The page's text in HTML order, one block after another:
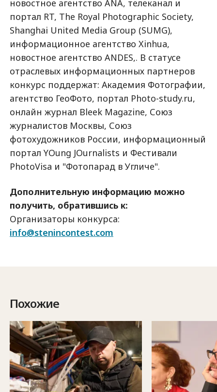
новостное агентство ANA, телеканал и
портал RT, The Royal Photographic Society,
Shanghai United Media Group (SUMG),
информационное агентство Xinhua,
новостное агентство ANDES,. В статусе
отраслевых информационных партнеров
конкурс поддержат: Академия Фотографии,
агентство ГеоФото, портал Photo-study.ru,
онлайн журнал Bleek Magazine, Союз
журналистов Москвы, Союз
фотохудожников России, информационный
портал YOung JOurnalists и Фестивали
PhotoVisa и "Фотопарад в Угличе".
Дополнительную информацию можно
получить, обратившись к:
Организаторы конкурса:
info@stenincontest.com
Похожие